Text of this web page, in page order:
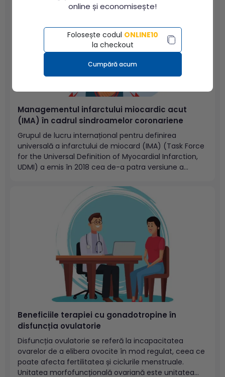
și, în unele cazuri,...
Managementul infarctului miocardic acut
(IMA) în cadrul sindroamelor coronariene
Grupul de lucru internațional pentru definirea
universală a infarctului de miocard (IMA) (Task Force
for the Universal Definition of Myocardial Infarction,
UDMI) a emis în 2018 cea de-a patra versiune a
Această inițiativă oferă lumii medicale cardiologice o
standardizare a definiției clinice pe baza...
Beneficiile terapiei cu gonadotropine în
disfuncția ovulatorie
Disfuncția ovulatorie se referă la incapacitatea
ovarelor de a elibera ovocite în mod regulat, ceea ce
poate afecta fertilitatea și ciclurile menstruale.
Unitatea morfofuncțională ovariană este unitatea
online și economisește!
Folosește codul ONLINE10
la checkout
Cumpără acum